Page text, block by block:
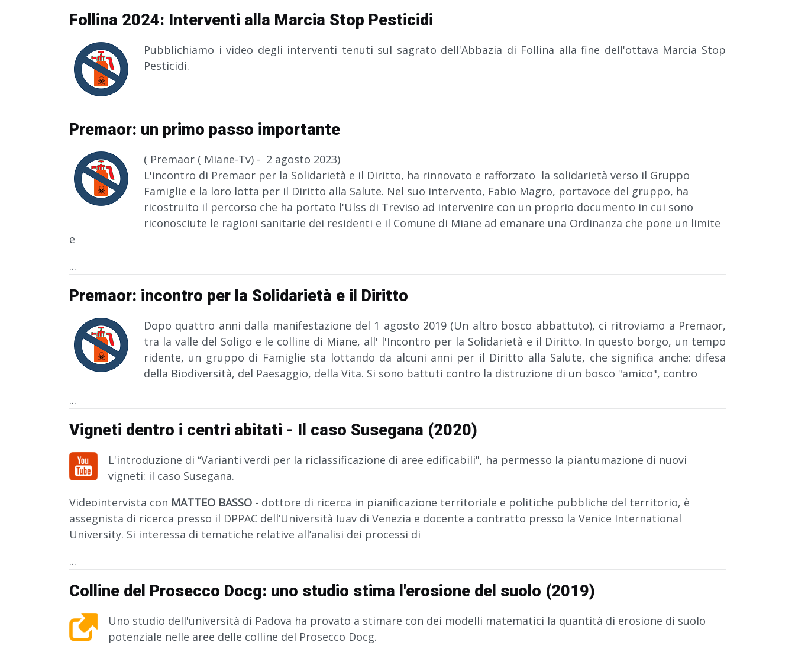
Follina 2024: Interventi alla Marcia Stop Pesticidi
Pubblichiamo i video degli interventi tenuti sul sagrato dell'Abbazia di Follina alla fine dell'ottava Marcia Stop
Pesticidi.
Premaor: un primo passo importante
( Premaor ( Miane-Tv) - 2 agosto 2023)
L'incontro di Premaor per la Solidarietà e il Diritto, ha rinnovato e rafforzato la solidarietà verso il Gruppo
Famiglie e la loro lotta per il Diritto alla Salute. Nel suo intervento, Fabio Magro, portavoce del gruppo, ha
ricostruito il percorso che ha portato l'Ulss di Treviso ad intervenire con un proprio documento in cui sono
riconosciute le ragioni sanitarie dei residenti e il Comune di Miane ad emanare una Ordinanza che pone un limite
e
...
Premaor: incontro per la Solidarietà e il Diritto
Dopo quattro anni dalla manifestazione del 1 agosto 2019 (Un altro bosco abbattuto), ci ritroviamo a Premaor,
tra la valle del Soligo e le colline di Miane, all' l'Incontro per la Solidarietà e il Diritto. In questo borgo, un tempo
ridente, un gruppo di Famiglie sta lottando da alcuni anni per il Diritto alla Salute, che significa anche: difesa
della Biodiversità, del Paesaggio, della Vita. Si sono battuti contro la distruzione di un bosco "amico", contro
...
Vigneti dentro i centri abitati - Il caso Susegana (2020)
L'introduzione di “Varianti verdi per la riclassificazione di aree edificabili", ha permesso la piantumazione di nuovi
vigneti: il caso Susegana.
Videointervista con MATTEO BASSO - dottore di ricerca in pianificazione territoriale e politiche pubbliche del territorio, è
assegnista di ricerca presso il DPPAC dell’Università Iuav di Venezia e docente a contratto presso la Venice International
University. Si interessa di tematiche relative all’analisi dei processi di
...
Colline del Prosecco Docg: uno studio stima l'erosione del suolo (2019)
Uno studio dell'università di Padova ha provato a stimare con dei modelli matematici la quantità di erosione di suolo
potenziale nelle aree delle colline del Prosecco Docg.